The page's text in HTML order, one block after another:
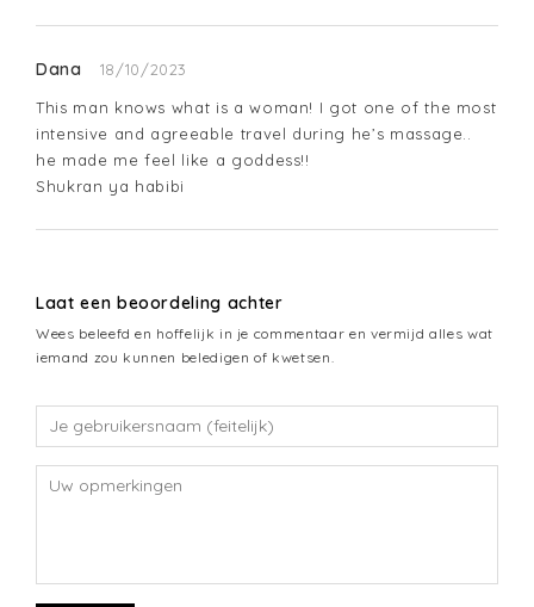
Dana
18/10/2023
This man knows what is a woman! I got one of the most
intensive and agreeable travel during he’s massage..
he made me feel like a goddess!!
Shukran ya habibi
Laat een beoordeling achter
Wees beleefd en hoffelijk in je commentaar en vermijd alles wat
iemand zou kunnen beledigen of kwetsen.